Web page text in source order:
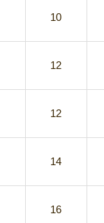
10
12
12
14
16